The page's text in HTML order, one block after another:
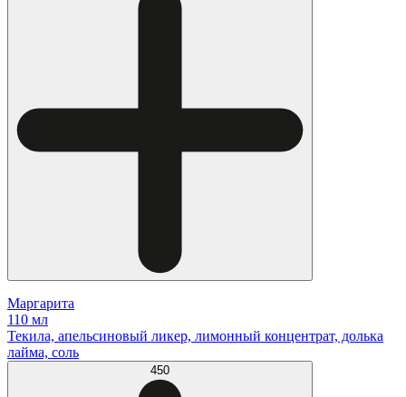
Маргарита
110 мл
Текила, апельсиновый ликер, лимонный концентрат, долька
лайма, соль
450